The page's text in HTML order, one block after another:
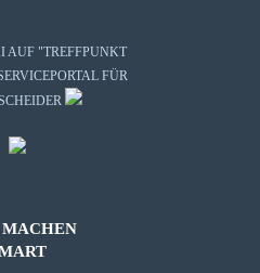
AUF "TREFFPUNKT
FÜR